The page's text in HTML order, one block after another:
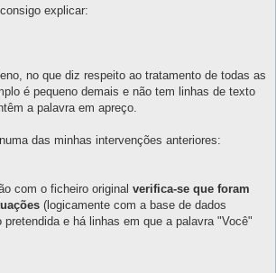
explicar:
no que diz respeito ao tratamento de todas as
é pequeno demais e não tem linhas de texto
a palavra em apreço.
das minhas intervenções anteriores:
com o ficheiro original verifica-se que foram
(logicamente com a base de dados
e há linhas em que a palavra "Você"